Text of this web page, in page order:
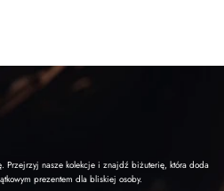
Przejrzyj nasze kolekcje i znajdź biżuterię, która doda
prezentem dla bliskiej osoby.